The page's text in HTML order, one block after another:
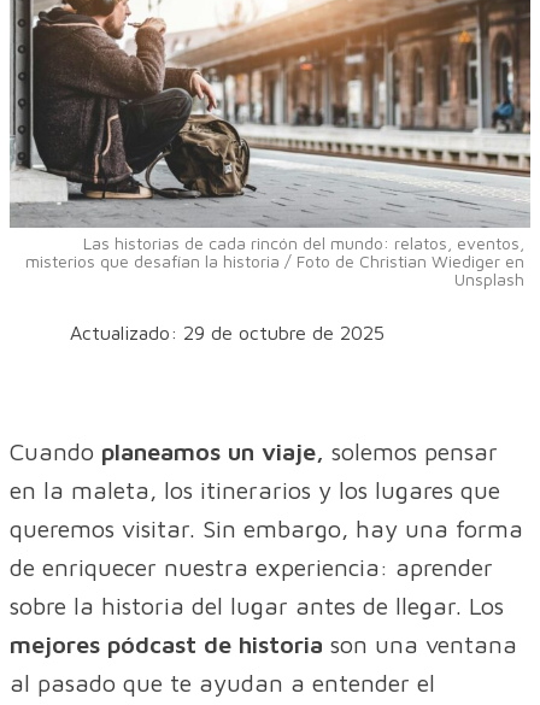
Las historias de cada rincón del mundo: relatos, eventos,
misterios que desafían la historia / Foto de Christian Wiediger en
Unsplash
Actualizado: 29 de octubre de 2025
Cuando planeamos un viaje, solemos pensar
en la maleta, los itinerarios y los lugares que
queremos visitar. Sin embargo, hay una forma
de enriquecer nuestra experiencia: aprender
sobre la historia del lugar antes de llegar. Los
mejores pódcast de historia son una ventana
al pasado que te ayudan a entender el